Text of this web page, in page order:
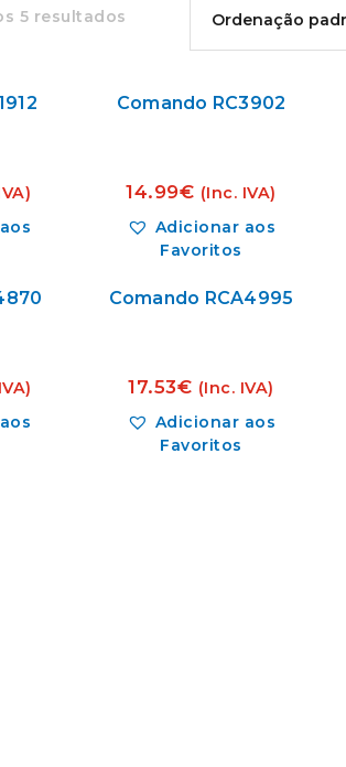
5 resultados
Adicionar aos
Favoritos
Comando RC3902
14.99€ (Inc. IVA)
Adicionar aos
Favoritos
Comando RCA4995
17.53€ (Inc. IVA)